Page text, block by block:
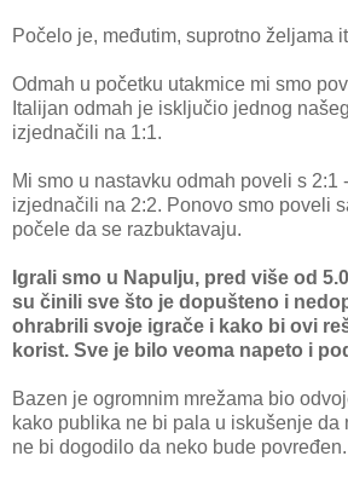
Počelo je, međutim, suprotno željama
Odmah u početku utakmice mi smo
Italijan odmah je isključio jednog
izjednačili na 1:1.
Mi smo u nastavku odmah poveli s 2:1
izjednačili na 2:2. Ponovo smo poveli
počele da se razbuktavaju.
Igrali smo u Napulju, pred više od
su činili sve što je dopušteno i
ohrabrili svoje igrače i kako bi ovi
korist. Sve je bilo veoma napeto i
Bazen je ogromnim mrežama bio
kako publika ne bi pala u iskušenje da
ne bi dogodilo da neko bude povređen.